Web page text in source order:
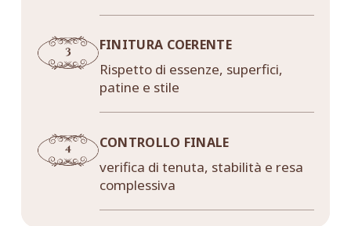
FINITURA COERENTE
Rispetto di essenze, superfici,
patine e stile
CONTROLLO FINALE
verifica di tenuta, stabilità e resa
complessiva